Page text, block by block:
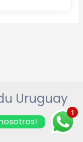
Uruguay
1